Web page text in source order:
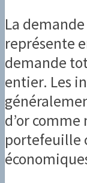
La
représente
demande
entier. Les
d’or
portefeuille